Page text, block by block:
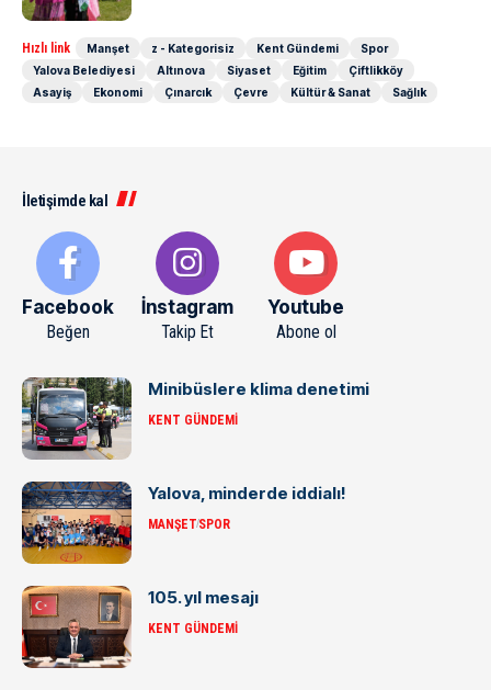
Hızlı link Manşet z - Kategorisiz Kent Gündemi
Spor
Yalova Belediyesi
Altınova Siyaset Eğitim
Çiftlikköy
Asayiş
Ekonomi Çınarcık Çevre Kültür & Sanat Sağlık
İletişimde kal
Facebook
Beğen
İnstagram
Takip Et
Youtube
Abone ol
Minibüslere klima denetimi
KENT GÜNDEMI
Yalova, minderde iddialı!
MANŞETSPOR
105. yıl mesajı
KENT GÜNDEMI